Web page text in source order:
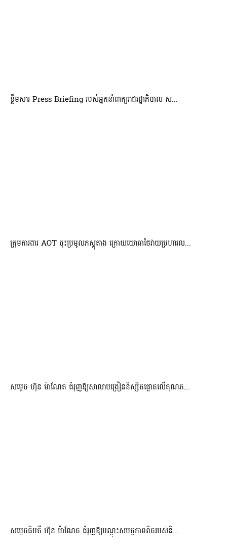
ខ្លឹមសារ Press Briefing របស់អ្នកនាំពាក្យរាជរដ្ឋាភិបាល ស...
ក្រុមការងារ AOT ចុះប្រមូលភស្តុតាង ក្រោយយោធាថៃវាយប្រហារល...
សម្តេច ហ៊ុន ម៉ាណែត ជំរុញឱ្យសាលាបង្រៀននិស្សិតផ្តោតលើគុណភ...
សម្តេចធិបតី ហ៊ុន ម៉ាណែត ជំរុញឱ្យបណ្តុះសមត្ថភាពពិតរបស់និ...